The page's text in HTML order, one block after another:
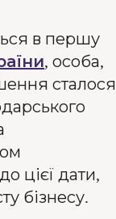
в першу
, особа,
сталося
цієї дати,
бізнесу.